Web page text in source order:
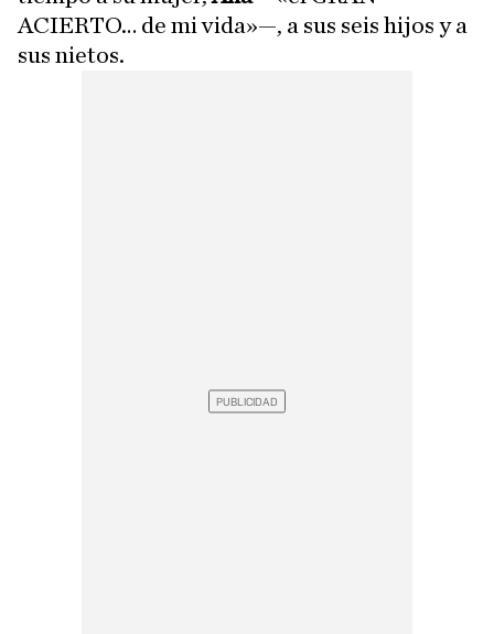
ACIERTO… de mi vida»—, a sus seis hijos y a
sus nietos.